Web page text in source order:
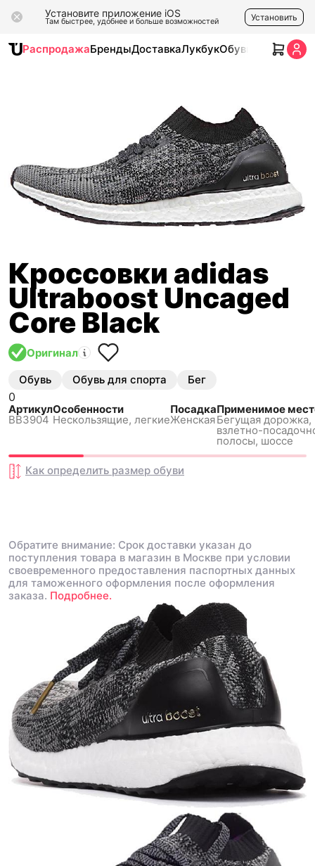
Установите приложение iOS
Там быстрее, удобнее и больше возможностей Установить
РаспродажаБрендыДоставкаЛукбукОбувь Одежда
Кроссовки adidas
Ultraboost Uncaged
Core Black
Оригинал
Обувь Обувь для спорта Бег
0
Артикул
BB3904
Особенности
Нескользящиe, легкие
Посадка
Женская
Применимое
Бегущая дорожка,
взлетно-
полосы, шоссе
Как определить размер обуви
Обратите внимание: Срок доставки указан до
поступления товара в магазин в Москве при условии
своевременного предоставления паспортных данных
для таможенного оформления после оформления
заказа. Подробнее.